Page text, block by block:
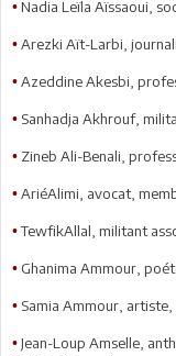
• Nadia Leïla Aïssaoui,
• Arezki Aït-Larbi,
• Azeddine Akesbi,
• Sanhadja Akhrouf,
• Zineb Ali-Benali,
• AriéAlimi, avocat,
•TewfikAllal, militant
• Ghanima Ammour,
• Samia Ammour,
• Jean-Loup Amselle,